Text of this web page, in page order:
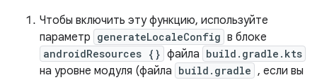
Чтобы включить эту функцию, используйте
параметр generateLocaleConfig в блоке
androidResources {} файла build.gradle.kts
на уровне модуля (файла build.gradle , если вы